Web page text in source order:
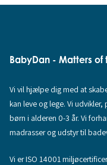
BabyDan - Matters of
Vi vil hjælpe dig med at
kan leve og lege. Vi
børn i alderen 0-3 år. Vi
madrasser og udstyr til
Vi er ISO 14001